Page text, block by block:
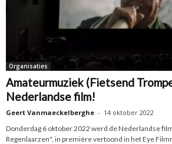
Organisaties
Amateurmuziek (Fietsend
Nederlandse film!
Geert Vanmaeckelberghe - 14 oktober 2022
Donderdag 6 oktober 2022 werd de Nederlandse
Regenlaarzen", in première vertoond in het Eye